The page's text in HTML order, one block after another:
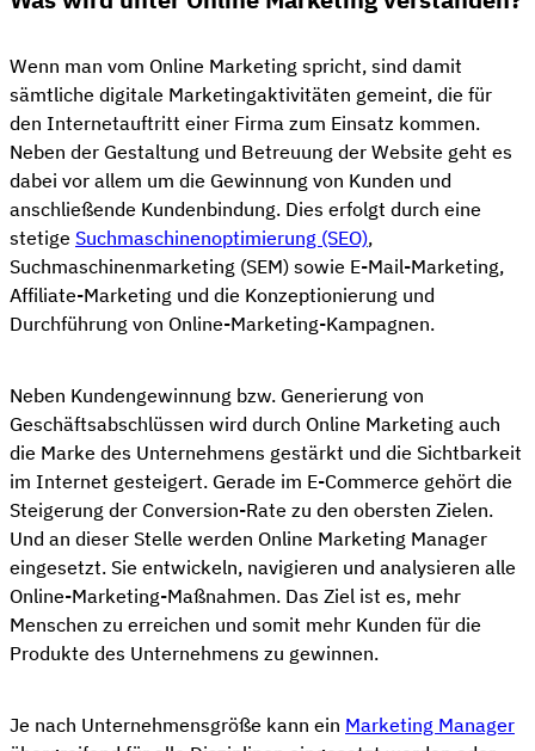
Wenn man vom Online Marketing spricht, sind damit
sämtliche digitale Marketingaktivitäten gemeint, die für
den Internetauftritt einer Firma zum Einsatz kommen.
Neben der Gestaltung und Betreuung der Website geht es
dabei vor allem um die Gewinnung von Kunden und
anschließende Kundenbindung. Dies erfolgt durch eine
stetige Suchmaschinenoptimierung (SEO),
Suchmaschinenmarketing (SEM) sowie E-Mail-Marketing,
Affiliate-Marketing und die Konzeptionierung und
Durchführung von Online-Marketing-Kampagnen.
Neben Kundengewinnung bzw. Generierung von
Geschäftsabschlüssen wird durch Online Marketing auch
die Marke des Unternehmens gestärkt und die Sichtbarkeit
im Internet gesteigert. Gerade im E-Commerce gehört die
Steigerung der Conversion-Rate zu den obersten Zielen.
Und an dieser Stelle werden Online Marketing Manager
eingesetzt. Sie entwickeln, navigieren und analysieren alle
Online-Marketing-Maßnahmen. Das Ziel ist es, mehr
Menschen zu erreichen und somit mehr Kunden für die
Produkte des Unternehmens zu gewinnen.
Je nach Unternehmensgröße kann ein Marketing Manager